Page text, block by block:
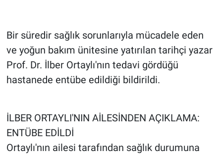
Bir süredir sağlık sorunlarıyla mücadele eden
ve yoğun bakım ünitesine yatırılan tarihçi yazar
Prof. Dr. İlber Ortaylı'nın tedavi gördüğü
hastanede entübe edildiği bildirildi.
İLBER ORTAYLI'NIN AİLESİNDEN AÇIKLAMA:
ENTÜBE EDİLDİ
Ortaylı'nın ailesi tarafından sağlık durumuna